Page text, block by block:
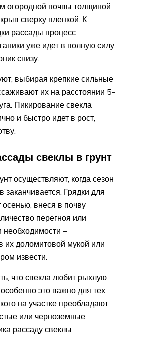
огородной почвы толщиной
сверху пленкой. К
рассады процесс
уже идет в полную силу,
снизу.
выбирая крепкие сильные
их на расстоянии 5-
Пикирование свекла
и быстро идет в рост,
свеклы в грунт
осуществляют, когда сезон
заканчивается. Грядки для
осенью, внеся в почву
перегноя или
необходимости –
их доломитовой мукой или
извести.
что свекла любит рыхлую
это важно для тех
на участке преобладают
или черноземные
рассаду свеклы